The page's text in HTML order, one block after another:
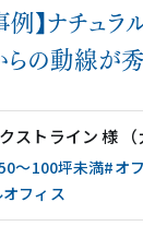
】ナチュラ
らの動線が
ストライン 様 （
〜100坪未満#オ
フィス